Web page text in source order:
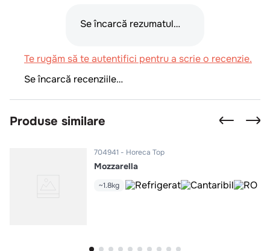
Se încarcă rezumatul…
Te rugăm să te autentifici pentru a scrie o recenzie.
Se încarcă recenziile…
Produse similare
704941 Horeca Top
Mozzarella
~1.8kg